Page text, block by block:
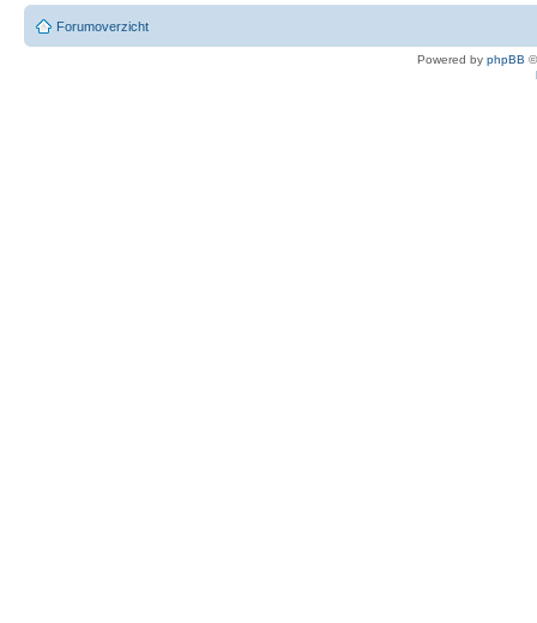
Forumoverzicht
Powered by phpBB